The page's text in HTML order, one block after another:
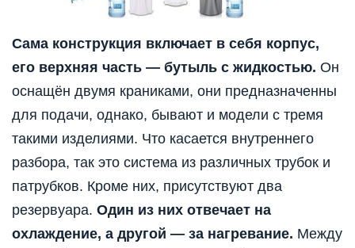
Сама конструкция включает в себя корпус,
его верхняя часть — бутыль с жидкостью. Он
оснащён двумя краниками, они предназначенны
для подачи, однако, бывают и модели с тремя
такими изделиями. Что касается внутреннего
разбора, так это система из различных трубок и
патрубков. Кроме них, присутствуют два
резервуара. Один из них отвечает на
охлаждение, а другой — за нагревание. Между